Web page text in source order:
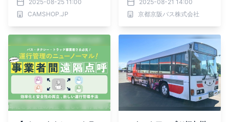
2025-08-25 11:00
CAMSHOP.JP
〜
2025-08-21 14:00
京都京阪バス株式会社